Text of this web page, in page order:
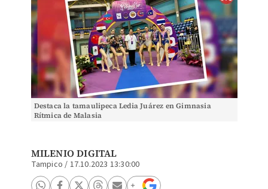
Destaca la tamaulipeca Ledia Juárez en Gimnasia
Rítmica de Malasia
MILENIO DIGITAL
Tampico / 17.10.2023 13:30:00